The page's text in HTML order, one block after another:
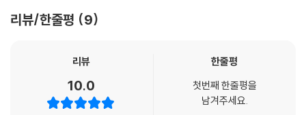
로 학습에 소요되는 시간이 절감될 수 있습니다.
본서를 통해 최근 출제경향을 파악하고 핵심 내용을 숙지하여 공부한다면
수험생 여러분들의 합격을 기원합니다.
리뷰/한줄평 9
리뷰
10.0
한줄평
첫번째 한줄평을
남겨주세요.